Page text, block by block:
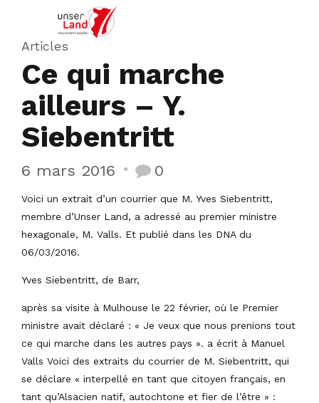
Articles
Ce qui marche
ailleurs – Y.
Siebentritt
6 mars 2016 0
Voici un extrait d’un courrier que M. Yves Siebentritt,
membre d’Unser Land, a adressé au premier ministre
hexagonale, M. Valls. Et publié dans les DNA du
06/03/2016.
Yves Siebentritt, de Barr,
après sa visite à Mulhouse le 22 février, où le Premier
ministre avait déclaré : « Je veux que nous prenions tout
ce qui marche dans les autres pays ». a écrit à Manuel
Valls Voici des extraits du courrier de M. Siebentritt, qui
se déclare « interpellé en tant que citoyen français, en
tant qu’Alsacien natif, autochtone et fier de l’être » :